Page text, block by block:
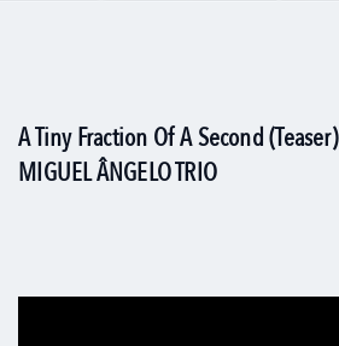
A Tiny Fraction Of A Second (Teaser)
MIGUEL ÂNGELO TRIO